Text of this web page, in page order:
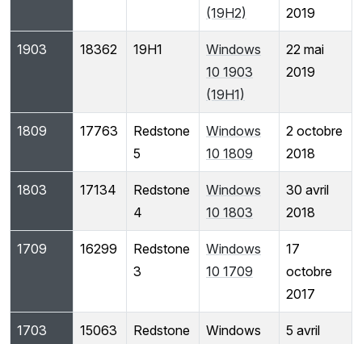
(19H2) 2019
1903 18362 19H1
Windows
10 1903
(19H1)
22 mai
2019
1809 17763
Redstone
5
Windows
10 1809
2 octobre
2018
1803 17134
Redstone
4
Windows
10 1803
30 avril
2018
1709 16299
Redstone
3
Windows
10 1709
17
octobre
2017
1703 15063
Redstone
Windows
5 avril